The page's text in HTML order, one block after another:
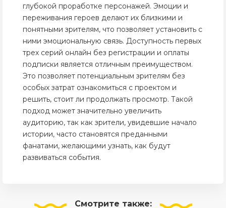
глубокой проработке персонажей. Эмоции и
переживания героев делают их близкими и
понятными зрителям, что позволяет установить с
ними эмоциональную связь. Доступность первых
трех серий онлайн без регистрации и оплаты
подписки является отличным преимуществом.
Это позволяет потенциальным зрителям без
особых затрат ознакомиться с проектом и
решить, стоит ли продолжать просмотр. Такой
подход может значительно увеличить
аудиторию, так как зрители, увидевшие начало
истории, часто становятся преданными
фанатами, желающими узнать, как будут
развиваться события.
Смотрите также: